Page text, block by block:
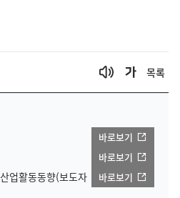
목록
바로보기
바로보기
업활동동향(보도자
바로보기